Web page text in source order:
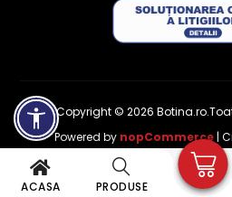
ACASA PRODUSE
Copyright © 2026
Powered by nopCommerce |